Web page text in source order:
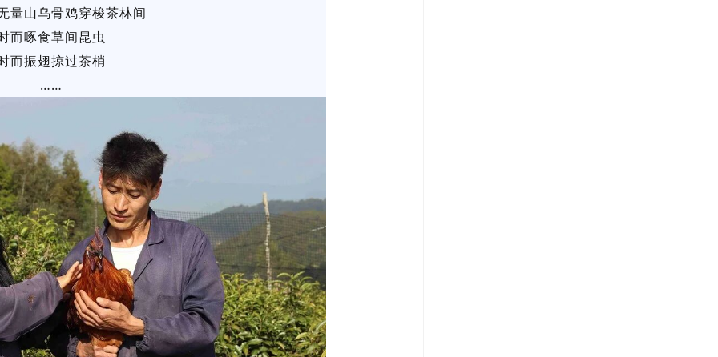
量山乌骨鸡穿梭茶林间
而啄食草间昆虫
而振翅掠过茶梢
……